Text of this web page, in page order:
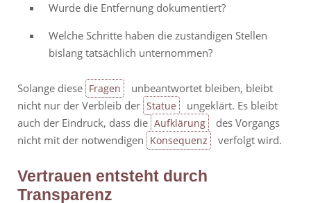
Wurde die Entfernung dokumentiert?
Welche Schritte haben die zuständigen Stellen
bislang tatsächlich unternommen?
Solange diese Fragen
unbeantwortet bleiben, bleibt
nicht nur der Verbleib der Statue
ungeklärt. Es bleibt
auch der Eindruck, dass die Aufklärung
des Vorgangs
nicht mit der notwendigen Konsequenz verfolgt wird.
Vertrauen entsteht durch
Transparenz